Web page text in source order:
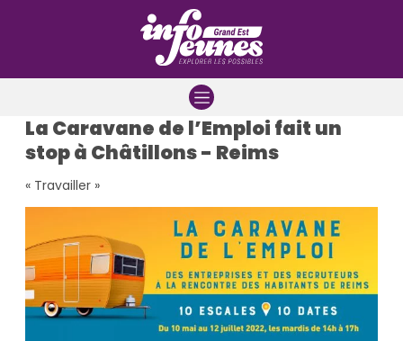
La Caravane de l’Emploi fait un
stop à Châtillons - Reims
« Travailler »